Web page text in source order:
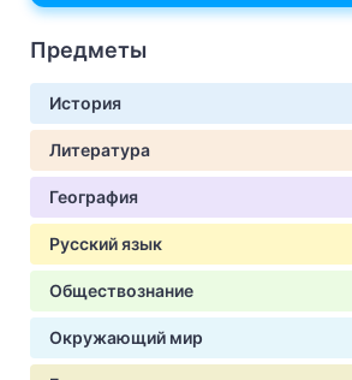
Предметы
История
Литература
География
Русский язык
Обществознание
Окружающий мир